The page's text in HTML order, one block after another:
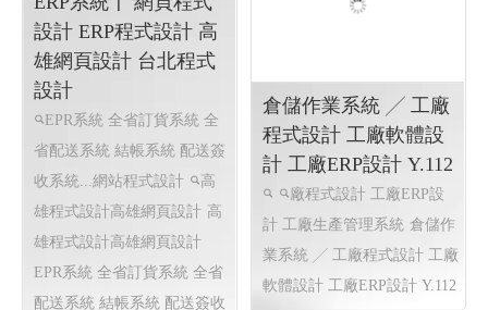
倉儲作業系統 ╱ 工廠
廠程式設計 工廠ERP設
計 工廠生產管理系統 倉儲作
業系統 ╱ 工廠程式設計 工廠
軟體設計 工廠ERP設計 Y.112